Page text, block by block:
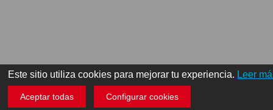
Este sitio utiliza cookies para mejorar tu experiencia. Leer
Aceptar todas Configurar cookies